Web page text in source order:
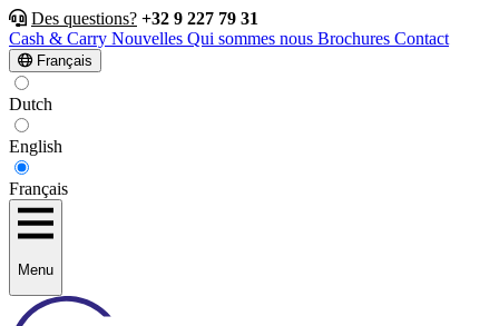
Des questions? +32 9 227 79 31
Cash & Carry Nouvelles Qui sommes nous Brochures Contact
Français
Dutch
English
Français
Menu